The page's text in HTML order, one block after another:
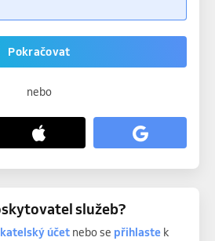
Pokračovat
nebo
služeb?
účetnebo se přihlastek